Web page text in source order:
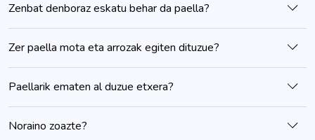
Zenbat denboraz eskatu behar da paella?
Zer paella mota eta arrozak egiten dituzue?
Paellarik ematen al duzue etxera?
Noraino zoazte?